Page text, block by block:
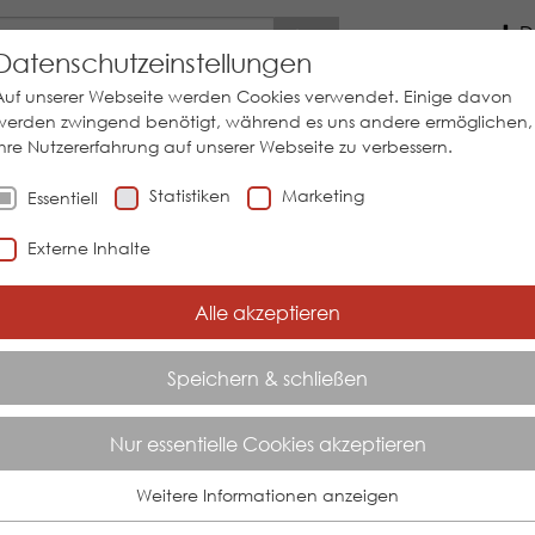
Los
46 TEMPERATURFÜHLER
für Aseptische Anwendungen mit
M12
unserer Webseite werden Cookies verwendet. Einige davon
zwingend benötigt, während es uns andere ermöglichen,
Nutzererfahrung auf unserer Webseite zu verbessern.
Essentiell Statistiken Marketing
Externe Inhalte
Alle akzeptieren
Speichern & schließen
Nur essentielle Cookies akzeptieren
Weitere Informationen anzeigen